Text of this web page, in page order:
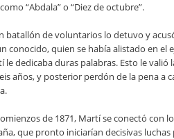
“Abdala” o “Diez de octubre”.
batallón de voluntarios lo detuvo y
conocido, quien se había alistado en el
le dedicaba duras palabras. Esto le valió
años, y posterior perdón de la pena a
de 1871, Martí se conectó con
que pronto iniciarían decisivas luchas